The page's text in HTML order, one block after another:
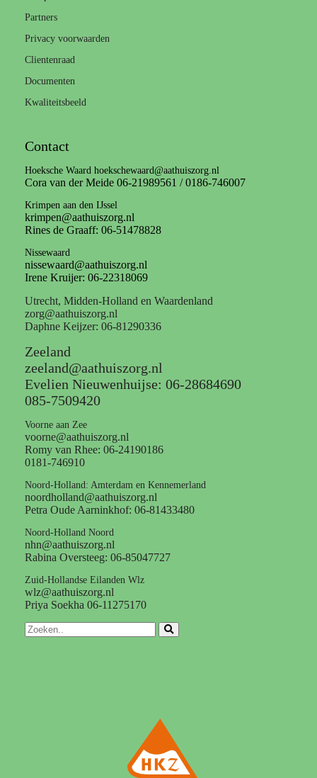
Partners
Privacy voorwaarden
Clientenraad
Documenten
Kwaliteitsbeeld
Contact
Hoeksche Waard hoekschewaard@aathuiszorg.nl
Cora van der Meide 06-21989561 / 0186-746007
Krimpen aan den IJssel
krimpen@aathuiszorg.nl
Rines de Graaff: 06-51478828
Nissewaard
nissewaard@aathuiszorg.nl
Irene Kruijer: 06-22318069
Utrecht, Midden-Holland en Waardenland
zorg@aathuiszorg.nl
Daphne Keijzer: 06-81290336
Zeeland
zeeland@aathuiszorg.nl
Evelien Nieuwenhuijse: 06-28684690
085-7509420
Voorne aan Zee
voorne@aathuiszorg.nl
Romy van Rhee: 06-24190186
0181-746910
Noord-Holland: Amterdam en Kennemerland
noordholland@aathuiszorg.nl
Petra Oude Aarninkhof: 06-81433480
Noord-Holland Noord
nhn@aathuiszorg.nl
Rabina Oversteeg: 06-85047727
Zuid-Hollandse Eilanden Wlz
wlz@aathuiszorg.nl
Priya Soekha 06-11275170